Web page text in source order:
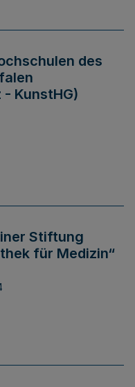
des
KunstHG)
Stiftung
für Medizin“